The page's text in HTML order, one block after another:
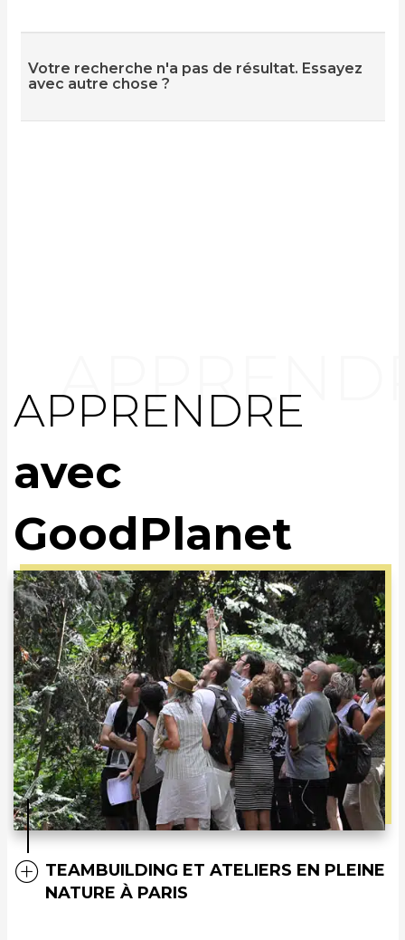
Votre recherche n'a pas de résultat. Essayez
avec autre chose ?
APPRENDRE
avec
GoodPlanet
TEAMBUILDING ET ATELIERS EN PLEINE
NATURE À PARIS